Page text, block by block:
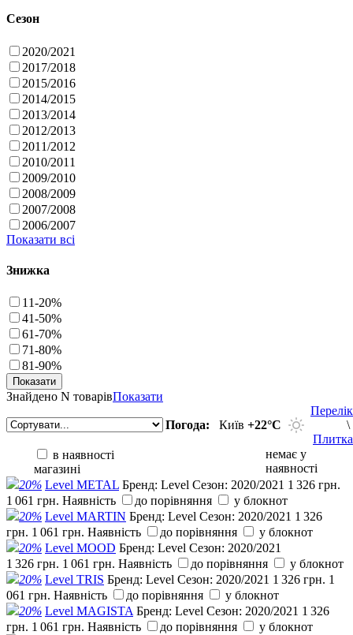
Сезон
2020/2021
2017/2018
2015/2016
2014/2015
2013/2014
2012/2013
2011/2012
2010/2011
2009/2010
2008/2009
2007/2008
2006/2007
Показати всі
Знижка
11-20%
41-50%
61-70%
71-80%
81-90%
Знайдено N товарівПоказати
Погода: Київ +22°С
Перелік
\
Плитка
в наявності
магазині
немає у
наявності
20% Level METAL Бренд: Level Сезон: 2020/2021 1 326 грн.
1 061 грн. Наявність до порівняння
у блокнот
20% Level MARTIN Бренд: Level Сезон: 2020/2021 1 326
грн. 1 061 грн. Наявність до порівняння
у блокнот
20% Level MOOD Бренд: Level Сезон: 2020/2021
1 326 грн. 1 061 грн. Наявність до порівняння
у блокнот
20% Level TRIS Бренд: Level Сезон: 2020/2021 1 326 грн. 1
061 грн. Наявність до порівняння
у блокнот
20% Level MAGISTA Бренд: Level Сезон: 2020/2021 1 326
грн. 1 061 грн. Наявність до порівняння
у блокнот